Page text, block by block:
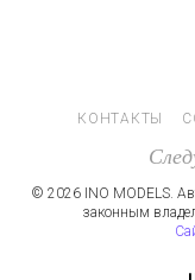
КОНТАКТЫ
© 2026 INO MODELS.
законным